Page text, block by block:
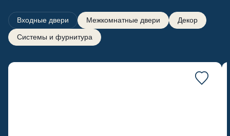
Входные двери Межкомнатные двери Декор
Системы и фурнитура